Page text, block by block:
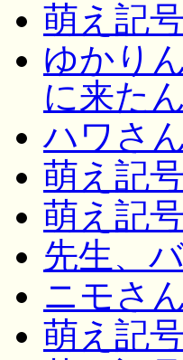
萌え記
ゆかり
に来た
ハワさん
萌え記
萌え記
先生、
ニモさ
萌え記